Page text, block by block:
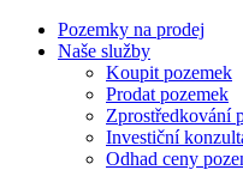
Pozemky na prodej
Naše služby
Koupit pozemek
Prodat pozemek
Zprostředkování
Investiční
Odhad ceny